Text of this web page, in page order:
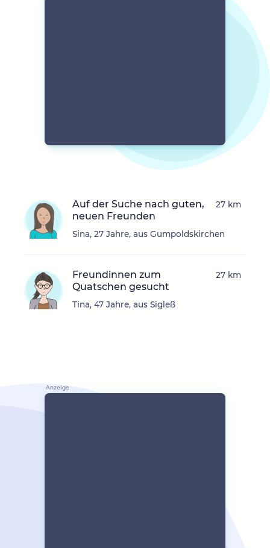
Auf der Suche nach guten,
neuen Freunden
Sina, 27 Jahre, aus Gumpoldskirchen
27 km
Freundinnen zum
Quatschen gesucht
Tina, 47 Jahre, aus Sigleß
27 km